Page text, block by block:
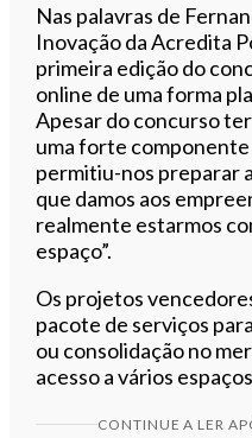
Nas palavras de
Inovação da Acredita
primeira edição do
online de uma forma
Apesar do concurso
uma forte
permitiu-nos preparar
que damos aos
realmente estarmos
espaço”.
Os projetos
pacote de serviços
ou consolidação no
acesso a vários
CONTINUE A LER